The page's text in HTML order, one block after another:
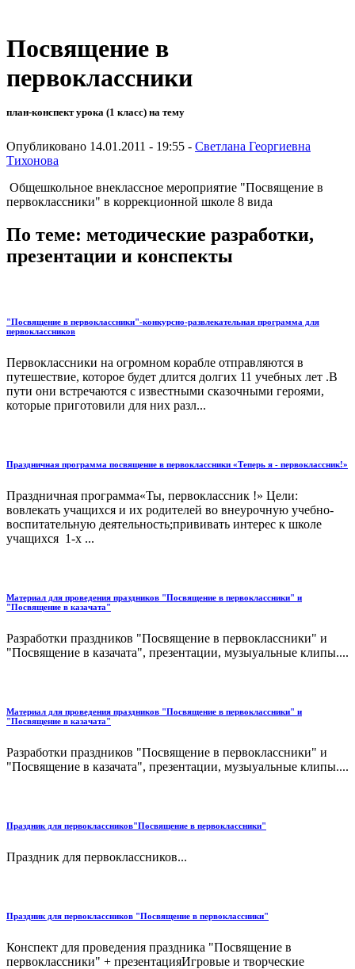
Посвящение в
первоклассники
план-конспект урока (1 класс) на тему
Опубликовано 14.01.2011 - 19:55 - Светлана Георгиевна
Тихонова
Общешкольное внеклассное мероприятие "Посвящение в
первоклассники" в коррекционной школе 8 вида
По теме: методические разработки,
презентации и конспекты
"Посвящение в первоклассники"-конкурсно-развлекательная программа для
первоклассников
Первоклассники на огромном корабле отправляются в
путешествие, которое будет длится долгих 11 учебных лет .В
пути они встречаются с известными сказочными героями,
которые приготовили для них разл...
Праздничная программа посвящение в первоклассники «Теперь я - первоклассник!»
Праздничная программа«Ты, первоклассник !» Цели:
вовлекать учащихся и их родителей во внеурочную учебно-
воспитательную деятельность;прививать интерес к школе
учащихся 1-х ...
Материал для проведения праздников "Посвящение в первоклассники" и
"Посвящение в казачата"
Разработки праздников "Посвящение в первоклассники" и
"Посвящение в казачата", презентации, музыуальные клипы....
Материал для проведения праздников "Посвящение в первоклассники" и
"Посвящение в казачата"
Разработки праздников "Посвящение в первоклассники" и
"Посвящение в казачата", презентации, музыуальные клипы....
Праздник для первоклассников"Посвящение в первоклассники"
Праздник для первоклассников...
Праздник для первоклассников "Посвящение в первоклассники"
Конспект для проведения праздника "Посвящение в
первоклассники" + презентацияИгровые и творческие